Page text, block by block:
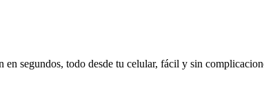
segundos, todo desde tu celular, fácil y sin